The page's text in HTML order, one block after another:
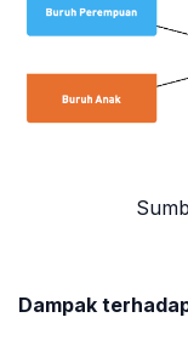
Dampak